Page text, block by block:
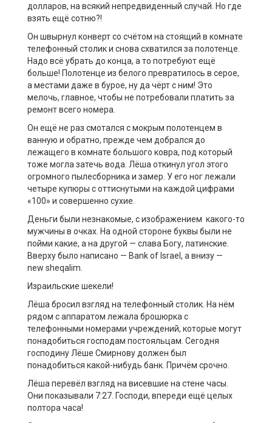
долларов, на всякий непредвиденный случай. Но где
взять ещё сотню?!
Он швырнул конверт со счётом на стоящий в комнате
телефонный столик и снова схватился за полотенце.
Надо всё убрать до конца, а то потребуют ещё
больше! Полотенце из белого превратилось в серое,
а местами даже в бурое, ну да чёрт с ним! Это
мелочь, главное, чтобы не потребовали платить за
ремонт всего номера.
Он ещё не раз смотался с мокрым полотенцем в
ванную и обратно, прежде чем добрался до
лежащего в комнате большого ковра, под который
тоже могла затечь вода. Лёша откинул угол этого
огромного пылесборника и замер. У его ног лежали
четыре купюры с оттиснутыми на каждой цифрами
«100» и совершенно сухие.
Деньги были незнакомые, с изображением какого-то
мужчины в очках. На одной стороне буквы были не
пойми какие, а на другой — слава Богу, латинские.
Вверху было написано — Bank of Israel, а внизу —
new sheqalim.
Израильские шекели!
Лёша бросил взгляд на телефонный столик. На нём
рядом с аппаратом лежала брошюрка с
телефонными номерами учреждений, которые могут
понадобиться господам постояльцам. Сегодня
господину Лёше Смирнову должен был
понадобиться какой-нибудь банк. Причём срочно.
Лёша перевёл взгляд на висевшие на стене часы.
Они показывали 7:27. Господи, впереди ещё целых
полтора часа!